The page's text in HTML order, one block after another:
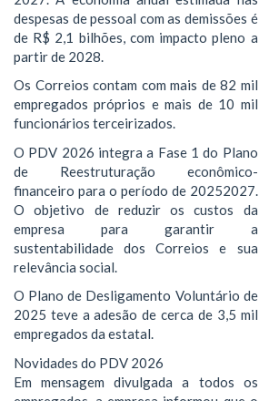
despesas de pessoal com as demissões é
de R$ 2,1 bilhões, com impacto pleno a
partir de 2028.
Os Correios contam com mais de 82 mil
empregados próprios e mais de 10 mil
funcionários terceirizados.
O PDV 2026 integra a Fase 1 do Plano
de Reestruturação econômico-
financeiro para o período de 20252027.
O objetivo de reduzir os custos da
empresa para garantir a
sustentabilidade dos Correios e sua
relevância social.
O Plano de Desligamento Voluntário de
2025 teve a adesão de cerca de 3,5 mil
empregados da estatal.
Novidades do PDV 2026
Em mensagem divulgada a todos os